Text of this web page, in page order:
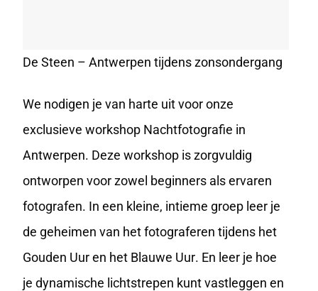
De Steen – Antwerpen tijdens zonsondergang
We nodigen je van harte uit voor onze
exclusieve workshop Nachtfotografie in
Antwerpen. Deze workshop is zorgvuldig
ontworpen voor zowel beginners als ervaren
fotografen. In een kleine, intieme groep leer je
de geheimen van het fotograferen tijdens het
Gouden Uur en het Blauwe Uur. En leer je hoe
je dynamische lichtstrepen kunt vastleggen en